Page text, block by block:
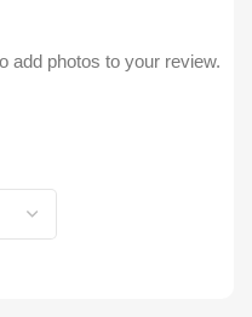
add photos to your review.